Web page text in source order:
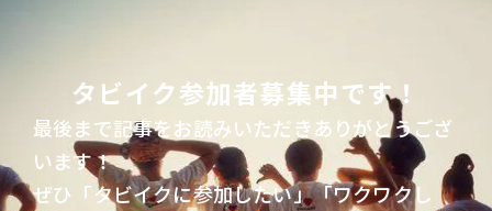
タビイク参加者募集中です！
最後まで記事をお読みいただきありがとうござ
います！
ぜひ「タビイクに参加したい」「ワクワクし